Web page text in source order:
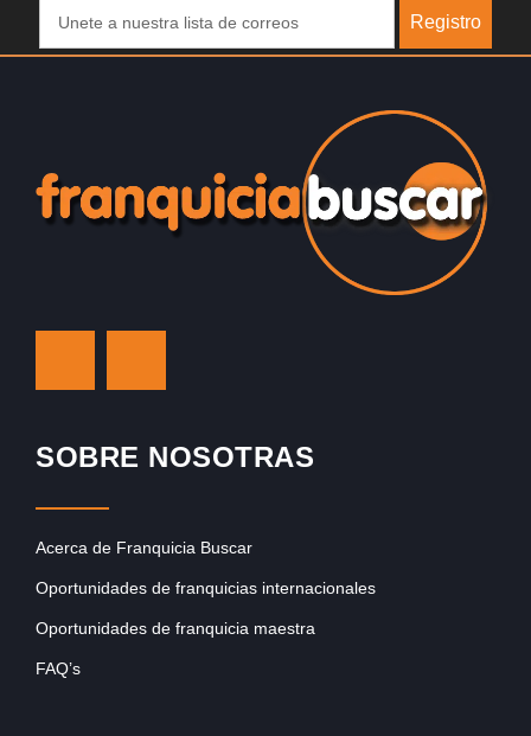
Registro
SOBRE NOSOTRAS
Acerca de Franquicia Buscar
Oportunidades de franquicias internacionales
Oportunidades de franquicia maestra
FAQ’s